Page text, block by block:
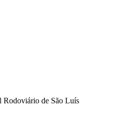
Rodoviário de São Luís